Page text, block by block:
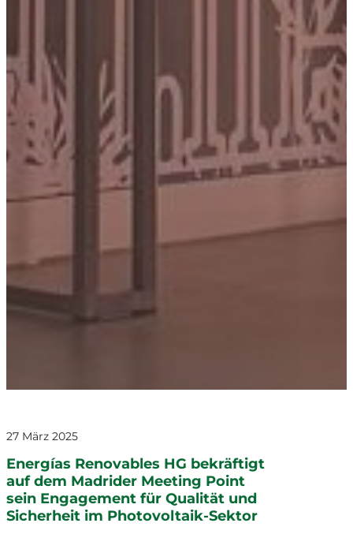
27 März 2025
Energías Renovables HG bekräftigt
auf dem Madrider Meeting Point
sein Engagement für Qualität und
Sicherheit im Photovoltaik-Sektor